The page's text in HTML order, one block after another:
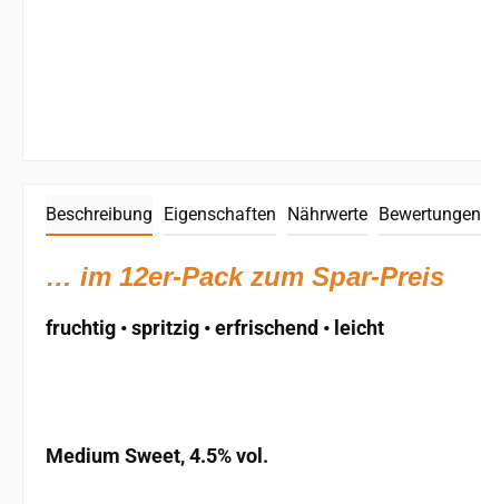
Beschreibung Eigenschaften Nährwerte Bewertungen
… im 12er-Pack zum Spar-Preis
fruchtig • spritzig • erfrischend • leicht
Medium Sweet, 4.5% vol.